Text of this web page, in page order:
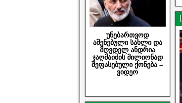
უნებართვოდ
აშენებული სახლი და
მღვდელ ანდრია
ჯაღმაიძის მილიონად
შეფასებული ქონება –
ვიდეო